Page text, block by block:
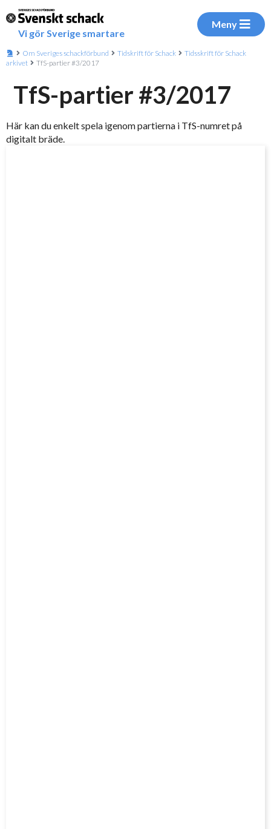
Vi gör Sverige smartare
Meny
Om Sveriges schackförbund Tidskrift för Schack
Tidsskrift för Schack
arkivet
TfS-partier #3/2017
TfS-partier #3/2017
Här kan du enkelt spela igenom partierna i TfS-numret på
digitalt bräde.